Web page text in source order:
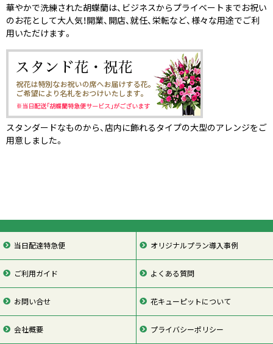
華やかで洗練された胡蝶蘭は、ビジネスからプライベートまでお祝い
のお花として大人気！開業、開店、就任、栄転など、様々な用途でご利
用いただけます。
スタンダードなものから、店内に飾れるタイプの大型のアレンジをご
用意しました。
当日配達特急便 オリジナルプラン導入事例
ご利用ガイド よくある質問
お問い合せ 花キューピットについて
会社概要 プライバシーポリシー